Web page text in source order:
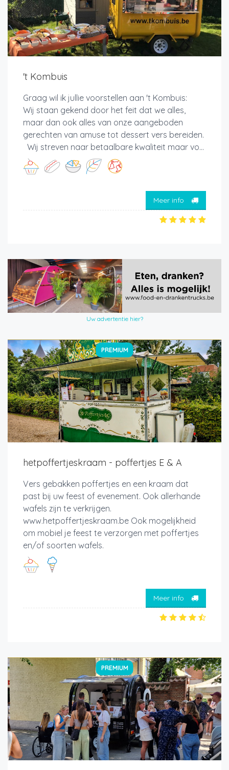
't Kombuis
Graag wil ik jullie voorstellen aan 't Kombuis:
Wij staan gekend door het feit dat we alles,
maar dan ook alles van onze aangeboden
gerechten van amuse tot dessert vers bereiden.
Wij streven naar betaalbare kwaliteit maar vo...
Meer info
Uw advertentie hier?
PREMIUM
hetpoffertjeskraam - poffertjes E & A
Vers gebakken poffertjes en een kraam dat
past bij uw feest of evenement. Ook allerhande
wafels zijn te verkrijgen.
www.hetpoffertjeskraam.be Ook mogelijkheid
om mobiel je feest te verzorgen met poffertjes
en/of soorten wafels.
Meer info
PREMIUM